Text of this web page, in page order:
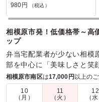
980円
（税込）
相模原市発！低価格帯～高
ップ
弁当宅配業者が少ない相模
部を中心に「美味しさと笑
商品数： 21 締切日時： 1日前
配達時間：
9:30～19:00
相模原市南区は17,000円 以上の
10
（月）
11
（火）
12
（水